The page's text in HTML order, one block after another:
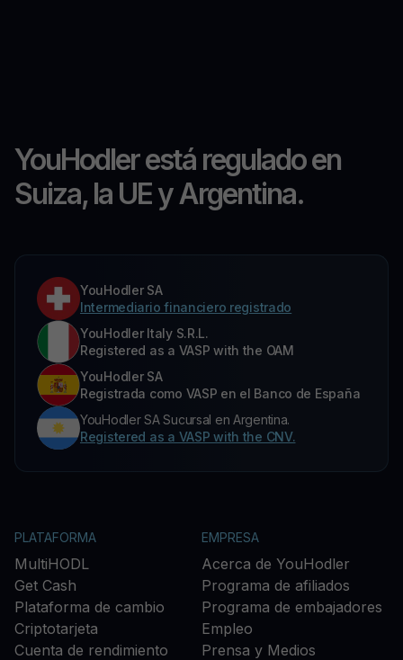
YouHodler está regulado en
Suiza, la UE y Argentina.
YouHodler SA
Intermediario financiero registrado
YouHodler Italy S.R.L.
Registered as a VASP with the OAM
YouHodler SA
Registrada como VASP en el Banco de España
YouHodler SA Sucursal en Argentina.
Registered as a VASP with the CNV.
PLATAFORMA
MultiHODL
Get Cash
Plataforma de cambio
Criptotarjeta
Cuenta de rendimiento
EMPRESA
Acerca de YouHodler
Programa de afiliados
Programa de embajadores
Empleo
Prensa y Medios